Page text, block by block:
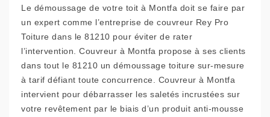
Le démoussage de votre toit à Montfa doit se faire par
un expert comme l’entreprise de couvreur Rey Pro
Toiture dans le 81210 pour éviter de rater
l’intervention. Couvreur à Montfa propose à ses clients
dans tout le 81210 un démoussage toiture sur-mesure
à tarif défiant toute concurrence. Couvreur à Montfa
intervient pour débarrasser les saletés incrustées sur
votre revêtement par le biais d’un produit anti-mousse